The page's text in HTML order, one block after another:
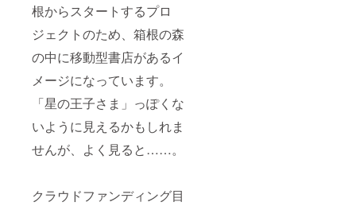
根からスタートするプロ
ジェクトのため、箱根の森
の中に移動型書店があるイ
メージになっています。
「星の王子さま」っぽくな
いように見えるかもしれま
せんが、よく見ると……。
クラウドファンディング目